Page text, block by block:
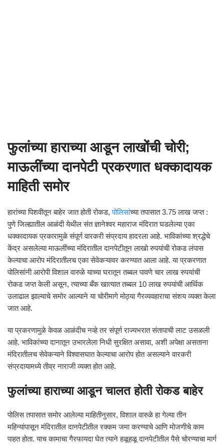
फुलांच्या हाराच्या आडून लाखोंची चोरी;
माऊलींच्या दानपेटी प्रकरणात धक्कादायक
माहिती समोर
हारांच्या पिशवीतून बाहेर जात होती रोकड,पोलिसांच्या तपासात 3.75 लाख जप्त :
पुणे जिल्ह्यातील आळंदी येथील संत ज्ञानेश्वर महाराज मंदिरात घडलेल्या एका
धक्कादायक प्रकारामुळे संपूर्ण वारकरी संप्रदाय हादरला आहे. भाविकांच्या श्रद्धेचे
केंद्र असलेल्या माऊलींच्या मंदिरातील दानपेटीतून लाखो रुपयांची रोकड लंपास
केल्याचा आरोप मंदिरातीलच एका सेवेकऱ्यावर करण्यात आला आहे. या प्रकरणात
पोलिसांनी आरोपी विशाल वारुळे याच्या घरातून तब्बल पावणे चार लाख रुपयांची
रोकड जप्त केली असून, त्याच्या बँक खात्यात तब्बल 10 लाख रुपयांची आर्थिक
उलाढाल झाल्याचे समोर आल्याने या चोरीमागे मोठ्या गैरव्यवहाराचा संशय व्यक्त केला
जात आहे.
या प्रकरणामुळे केवळ आळंदीच नव्हे तर संपूर्ण राज्यभरात संतापाची लाट उसळली
आहे. भाविकांच्या दानातून उभारलेला निधी सुरक्षित असावा, अशी अपेक्षा असताना
मंदिरातीलच सेवेकऱ्याने विश्वासघात केल्याचा आरोप होत असल्याने वारकरी
संप्रदायामध्ये तीव्र नाराजी व्यक्त होत आहे.
फुलांच्या हाराच्या आडून चालत होती रोकड बाहेर
पोलिस तपासात समोर आलेल्या माहितीनुसार, विशाल वारुळे हा गेल्या तीन
महिन्यांपासून मंदिरातील दानपेटीतील रक्कम जमा करण्याचे आणि मोजणीचे काम
पाहत होता. याच कामाचा गैरफायदा घेत त्याने हळूहळू दानपेटीतील पैसे चोरण्याचा मार्ग